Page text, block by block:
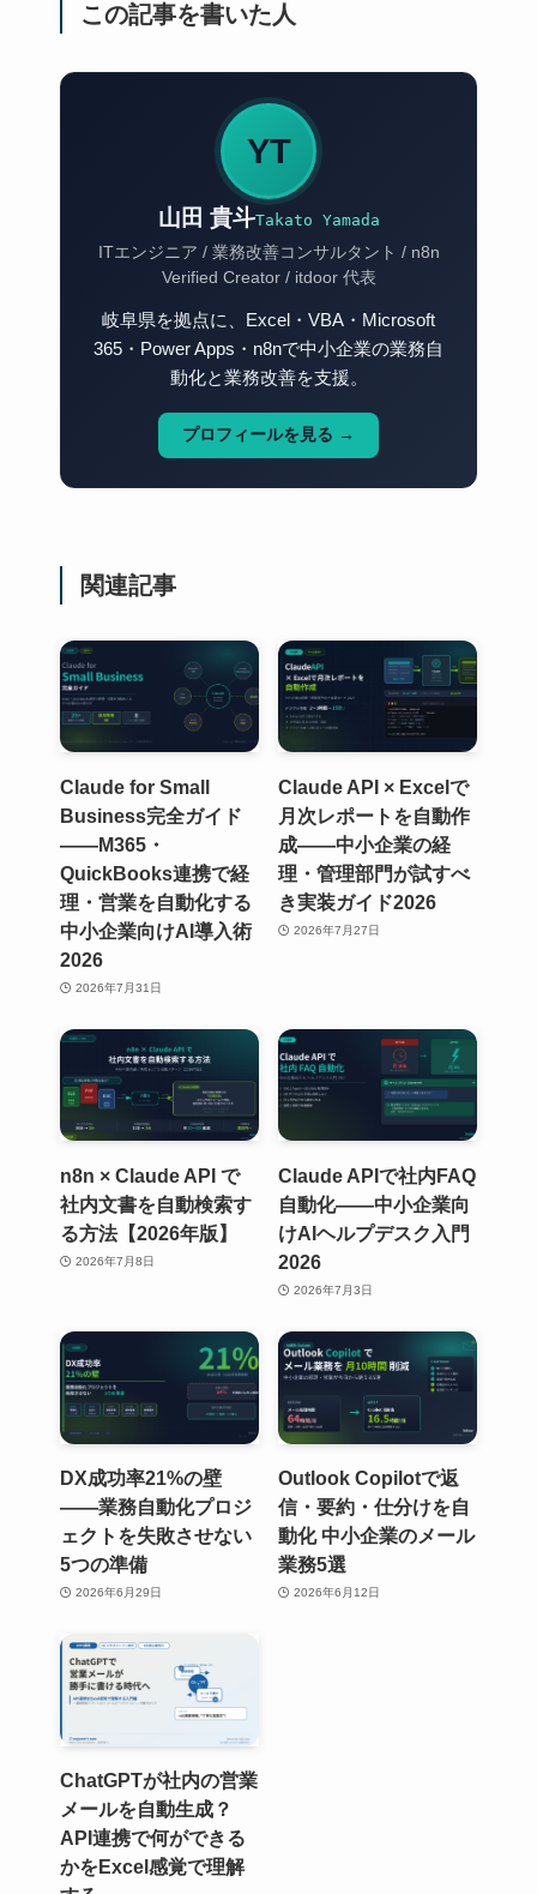
この記事を書いた人
YT
山田 貴斗Takato Yamada
ITエンジニア / 業務改善コンサルタント / n8n
Verified Creator / itdoor 代表
岐阜県を拠点に、Excel・VBA・Microsoft
365・Power Apps・n8nで中小企業の業務自
動化と業務改善を支援。
プロフィールを見る →
関連記事
Claude for Small
Business完全ガイド
——M365・
QuickBooks連携で経
理・営業を自動化する
中小企業向けAI導入術
2026
2026年7月31日
Claude API × Excelで
月次レポートを自動作
成——中小企業の経
理・管理部門が試すべ
き実装ガイド2026
2026年7月27日
n8n × Claude API で
社内文書を自動検索す
る方法【2026年版】
2026年7月8日
Claude APIで社内FAQ
自動化——中小企業向
けAIヘルプデスク入門
2026
2026年7月3日
DX成功率21%の壁
——業務自動化プロジ
ェクトを失敗させない
5つの準備
2026年6月29日
Outlook Copilotで返
信・要約・仕分けを自
動化 中小企業のメール
業務5選
2026年6月12日
ChatGPTが社内の営業
メールを自動生成？
API連携で何ができる
かをExcel感覚で理解